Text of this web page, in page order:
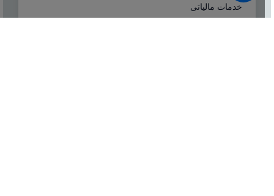
خدمات مالیاتی